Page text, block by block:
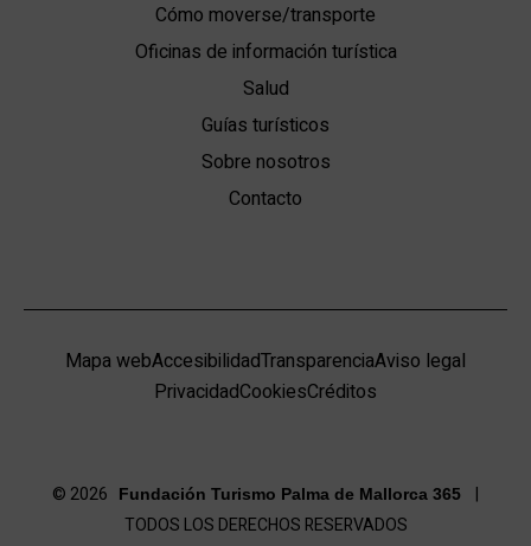
Cómo moverse/transporte
Oficinas de información turística
Salud
Guías turísticos
Sobre nosotros
Contacto
Mapa webAccesibilidadTransparenciaAviso legal
PrivacidadCookiesCréditos
© 2026 Fundación Turismo Palma de Mallorca 365
|
TODOS LOS DERECHOS RESERVADOS